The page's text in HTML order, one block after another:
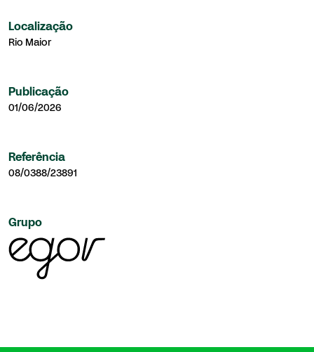
Localização
Rio Maior
Publicação
01/06/2026
Referência
08/0388/23891
Grupo